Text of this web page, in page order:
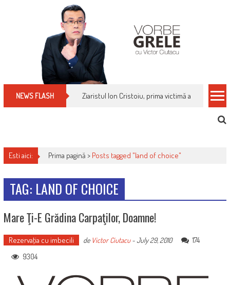
NEWS FLASH Ziaristul Ion Cristoiu, prima victimă a noi
Esti aici: Prima pagină > Posts tagged "land of choice"
TAG: LAND OF CHOICE
Mare Ţi-E Grădina Carpaţilor, Doamne!
Rezervaţia cu imbecili de Victor Ciutacu-July 29, 2010
174
9304